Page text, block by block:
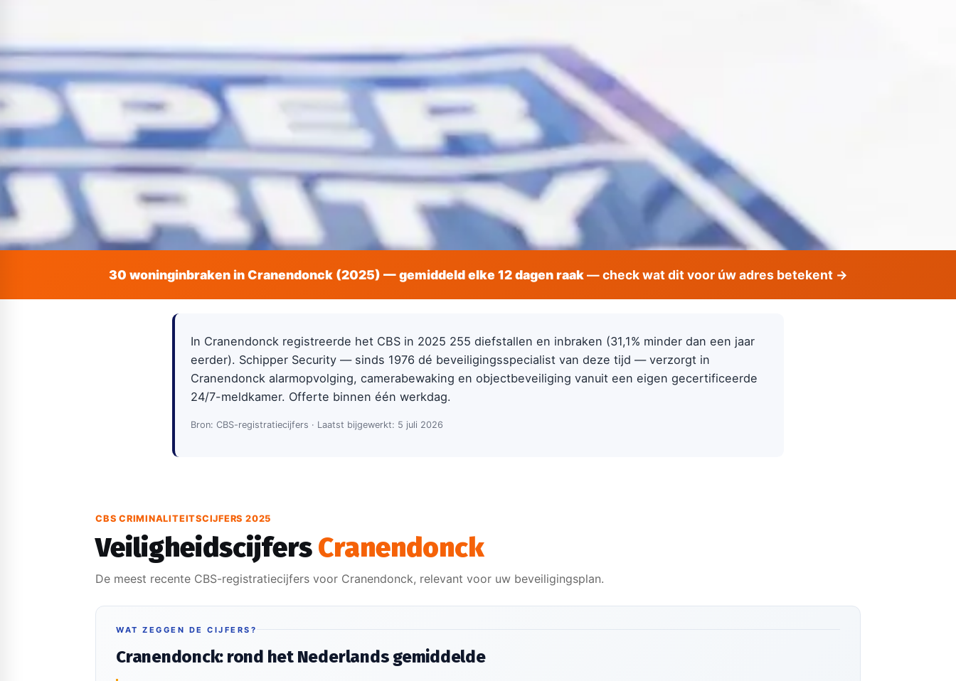
30 woninginbraken in Cranendonck (2025) — gemiddeld elke 12 dagen raak— check wat dit voor úw adres betekent →
In Cranendonck registreerde het CBS in 2025 255 diefstallen en inbraken (31,1% minder dan een jaar
eerder). Schipper Security — sinds 1976 dé beveiligingsspecialist van deze tijd — verzorgt in
Cranendonck alarmopvolging, camerabewaking en objectbeveiliging vanuit een eigen gecertificeerde
24/7-meldkamer. Offerte binnen één werkdag.
Bron: CBS-registratiecijfers · Laatst bijgewerkt: 5 juli 2026
CBS CRIMINALITEITSCIJFERS 2025
VeiligheidscijfersCranendonck
De meest recente CBS-registratiecijfers voor Cranendonck, relevant voor uw beveiligingsplan.
WAT ZEGGEN DE CIJFERS?
Cranendonck: rond het Nederlands gemiddelde